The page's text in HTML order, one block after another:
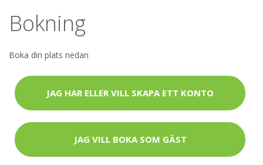
Bokning
Boka din plats nedan
JAG HAR ELLER VILL SKAPA ETT KONTO
JAG VILL BOKA SOM GÄST